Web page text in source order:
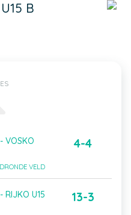
B
VOSKO
VELD
4-4
RIJKO U15
13-3